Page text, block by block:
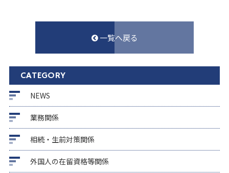
一覧へ戻る
CATEGORY
NEWS
業務関係
相続・生前対策関係
外国人の在留資格等関係